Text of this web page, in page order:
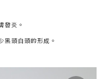
發炎。
黑頭白頭的形成。